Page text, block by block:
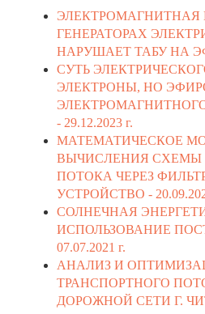
ЭЛЕКТРОМАГНИТНАЯ
ГЕНЕРАТОРАХ
НАРУШАЕТ ТАБУ НА
СУТЬ
ЭЛЕКТРОНЫ, НО
- 29.12.2023 г.
МАТЕМАТИЧЕСКОЕ
ВЫЧИСЛЕНИЯ СХЕМЫ
ПОТОКА ЧЕРЕЗ
УСТРОЙСТВО -
СОЛНЕЧНАЯ
ИСПОЛЬЗОВАНИЕ
07.07.2021 г.
АНАЛИЗ И
ТРАНСПОРТНОГО
ДОРОЖНОЙ СЕТИ Г.